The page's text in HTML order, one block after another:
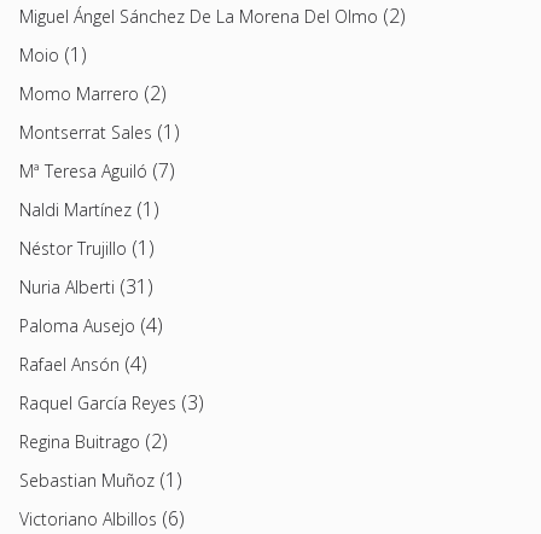
Miguel Ángel Sánchez De La Morena Del Olmo (2)
Moio (1)
Momo Marrero (2)
Montserrat Sales (1)
Mª Teresa Aguiló (7)
Naldi Martínez (1)
Néstor Trujillo (1)
Nuria Alberti (31)
Paloma Ausejo (4)
Rafael Ansón (4)
Raquel García Reyes (3)
Regina Buitrago (2)
Sebastian Muñoz (1)
Victoriano Albillos (6)